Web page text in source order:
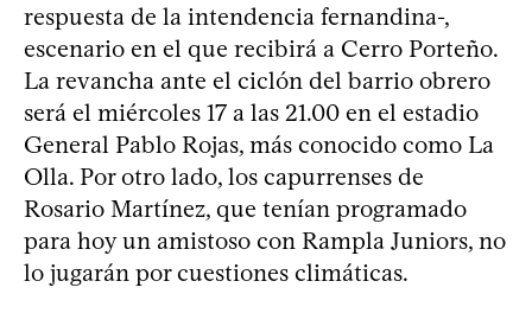
respuesta de la intendencia fernandina-,
escenario en el que recibirá a Cerro Porteño.
La revancha ante el ciclón del barrio obrero
será el miércoles 17 a las 21.00 en el estadio
General Pablo Rojas, más conocido como La
Olla. Por otro lado, los capurrenses de
Rosario Martínez, que tenían programado
para hoy un amistoso con Rampla Juniors, no
lo jugarán por cuestiones climáticas.